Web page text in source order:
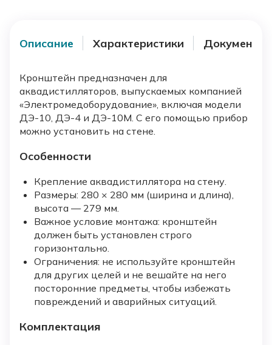
Описание Характеристики Документы
Кронштейн предназначен для
аквадистилляторов, выпускаемых компанией
«Электромедоборудование», включая модели
ДЭ-10, ДЭ-4 и ДЭ-10М. С его помощью прибор
можно установить на стене.
Особенности
Крепление аквадистиллятора на стену.
Размеры: 280 × 280 мм (ширина и длина),
высота — 279 мм.
Важное условие монтажа: кронштейн
должен быть установлен строго
горизонтально.
Ограничения: не используйте кронштейн
для других целей и не вешайте на него
посторонние предметы, чтобы избежать
повреждений и аварийных ситуаций.
Комплектация